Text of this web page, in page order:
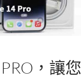
，讓您